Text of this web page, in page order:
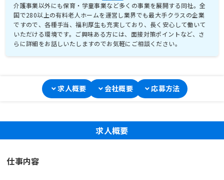
介護事業以外にも保育・学童事業など多くの事業を展開する同社。全
国で280以上の有料老人ホームを運営し業界でも最大手クラスの企業
ですので、各種手当、福利厚生も充実しており、長く安心して働いて
いただける環境です。ご興味ある方には、面接対策ポイントなど、さ
らに詳細をお話しいたしますのでお気軽にご相談ください。
求人概要 会社概要 応募方法
求人概要
仕事内容